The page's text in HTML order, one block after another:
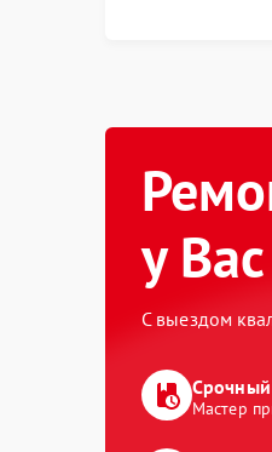
у
С выездом
Мастер